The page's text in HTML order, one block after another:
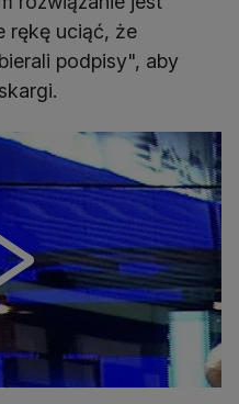
rękę uciąć, że
podpisy", aby